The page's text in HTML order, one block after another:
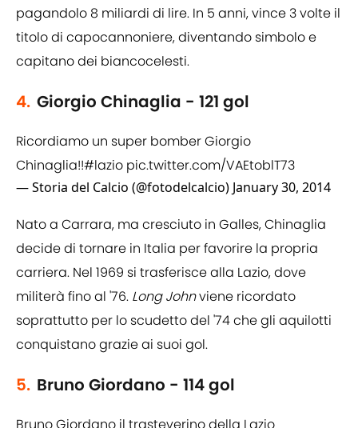
pagandolo 8 miliardi di lire. In 5 anni, vince 3 volte il
titolo di capocannoniere, diventando simbolo e
capitano dei biancocelesti.
4. Giorgio Chinaglia - 121 gol
Ricordiamo un super bomber Giorgio
Chinaglia!!#lazio pic.twitter.com/VAEtoblT73
— Storia del Calcio (@fotodelcalcio) January 30, 2014
Nato a Carrara, ma cresciuto in Galles, Chinaglia
decide di tornare in Italia per favorire la propria
carriera. Nel 1969 si trasferisce alla Lazio, dove
militerà fino al '76. Long Johnviene ricordato
soprattutto per lo scudetto del '74 che gli aquilotti
conquistano grazie ai suoi gol.
5. Bruno Giordano - 114 gol